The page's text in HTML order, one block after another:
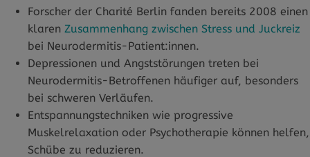
Forscher der Charité Berlin fanden bereits 2008 einen
klaren Zusammenhang zwischen Stress und Juckreiz
bei Neurodermitis-Patient:innen.
Depressionen und Angststörungen treten bei
Neurodermitis-Betroffenen häufiger auf, besonders
bei schweren Verläufen.
Entspannungstechniken wie progressive
Muskelrelaxation oder Psychotherapie können helfen,
Schübe zu reduzieren.